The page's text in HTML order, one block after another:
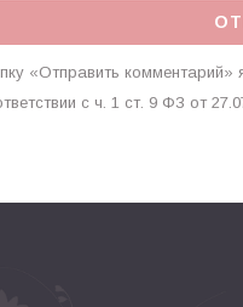
«Отправить комментарий»
с ч. 1 ст. 9 ФЗ от